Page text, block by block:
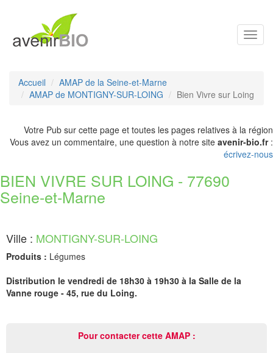
Accueil
AMAP de la Seine-et-Marne
AMAP de MONTIGNY-SUR-LOING
Bien Vivre sur Loing
Votre Pub sur cette page et toutes les pages relatives à la région
Vous avez un commentaire, une question à notre site avenir-bio.fr:
écrivez-nous
BIEN VIVRE SUR LOING - 77690
Seine-et-Marne
Ville : MONTIGNY-SUR-LOING
Produits : Légumes
Distribution le vendredi de 18h30 à 19h30 à la Salle de la
Vanne rouge - 45, rue du Loing.
Pour contacter cette AMAP :